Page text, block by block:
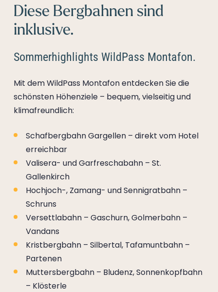
Diese Bergbahnen sind
inklusive.
Sommerhighlights WildPass Montafon.
Mit dem WildPass Montafon entdecken Sie die
schönsten Höhenziele – bequem, vielseitig und
klimafreundlich:
Schafbergbahn Gargellen – direkt vom Hotel
erreichbar
Valisera- und Garfreschabahn – St.
Gallenkirch
Hochjoch-, Zamang- und Sennigratbahn –
Schruns
Versettlabahn – Gaschurn, Golmerbahn –
Vandans
Kristbergbahn – Silbertal, Tafamuntbahn –
Partenen
Muttersbergbahn – Bludenz, Sonnenkopfbahn
– Klösterle